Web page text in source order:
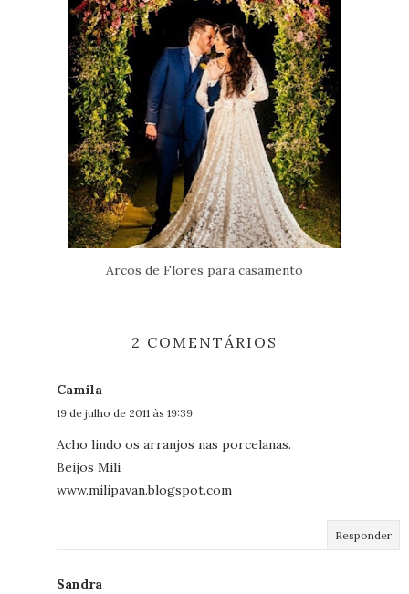
Arcos de Flores para casamento
2 COMENTÁRIOS
Camila
19 de julho de 2011 às 19:39
Acho lindo os arranjos nas porcelanas.
Beijos Mili
www.milipavan.blogspot.com
Responder
Sandra